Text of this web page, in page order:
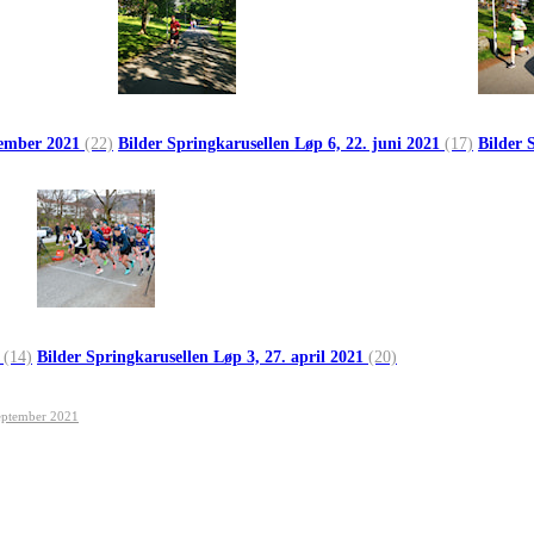
2021 (22) Bilder Springkarusellen Løp 6, 22. juni 2021 (17) Bilder
(14) Bilder Springkarusellen Løp 3, 27. april 2021 (20)
2021